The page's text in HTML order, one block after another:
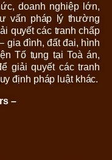
doanh nghiệp lớn,
vấn pháp lý thường
quyết các tranh chấp
gia đình, đất đai, hình
Tố tụng tại Toà án,
giải quyết các tranh
định pháp luật khác.
–